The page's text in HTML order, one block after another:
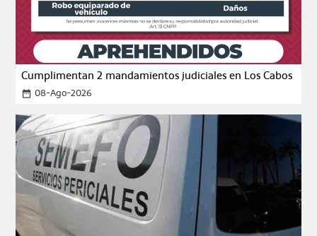
Cumplimentan 2 mandamientos judiciales en Los Cabos
date_range 08-Ago-2026